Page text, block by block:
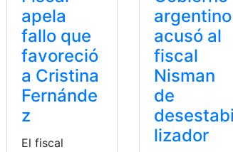
apela
fallo que
favoreció
a Cristina
Fernánde
z
El fiscal
argentino
acusó al
fiscal
Nisman
de
desestabi
lizador